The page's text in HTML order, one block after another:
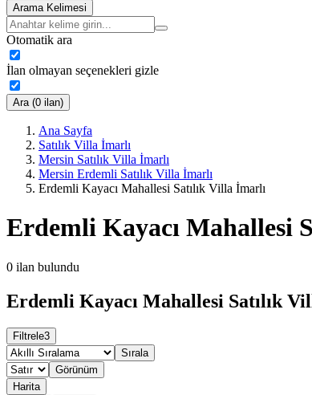
Arama Kelimesi
Otomatik ara
İlan olmayan seçenekleri gizle
Ara (0 ilan)
Ana Sayfa
Satılık Villa İmarlı
Mersin Satılık Villa İmarlı
Mersin Erdemli Satılık Villa İmarlı
Erdemli Kayacı Mahallesi Satılık Villa İmarlı
Erdemli Kayacı Mahallesi
0 ilan bulundu
Erdemli Kayacı Mahallesi Satılık
Filtrele3
Sırala
Görünüm
Harita